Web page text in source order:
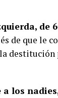
de
de que le
destitución
los